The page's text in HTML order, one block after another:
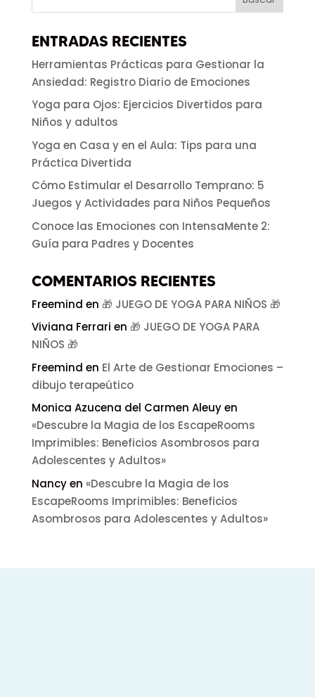
ENTRADAS RECIENTES
Herramientas Prácticas para Gestionar la
Ansiedad: Registro Diario de Emociones
Yoga para Ojos: Ejercicios Divertidos para
Niños y adultos
Yoga en Casa y en el Aula: Tips para una
Práctica Divertida
Cómo Estimular el Desarrollo Temprano: 5
Juegos y Actividades para Niños Pequeños
Conoce las Emociones con IntensaMente 2:
Guía para Padres y Docentes
COMENTARIOS RECIENTES
Freemind en 🎁 JUEGO DE YOGA PARA NIÑOS 🎁
Viviana Ferrari en 🎁 JUEGO DE YOGA PARA
NIÑOS 🎁
Freemind en El Arte de Gestionar Emociones –
dibujo terapeútico
Monica Azucena del Carmen Aleuyen
«Descubre la Magia de los EscapeRooms
Imprimibles: Beneficios Asombrosos para
Adolescentes y Adultos»
Nancyen «Descubre la Magia de los
EscapeRooms Imprimibles: Beneficios
Asombrosos para Adolescentes y Adultos»